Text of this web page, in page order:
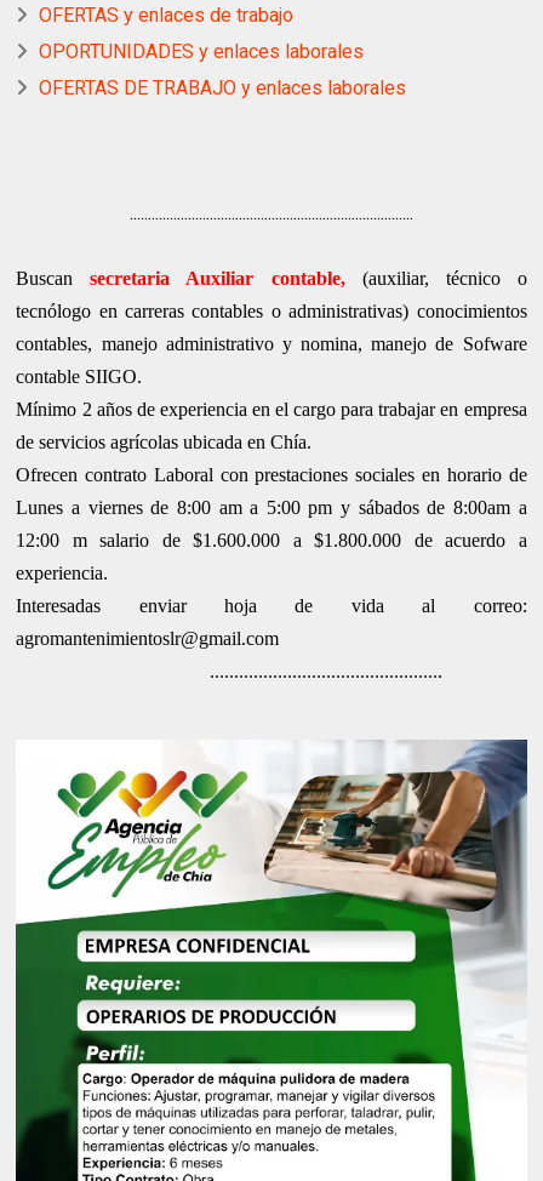
OFERTAS y enlaces de trabajo
OPORTUNIDADES y enlaces laborales
OFERTAS DE TRABAJO y enlaces laborales
..............................................................................
Buscansecretaria Auxiliar contable,(auxiliar, técnico o
tecnólogo en carreras contables o administrativas) conocimientos
contables, manejo administrativo y nomina, manejo de Sofware
contable SIIGO.
Mínimo 2 años de experiencia en el cargo para trabajar en empresa
de servicios agrícolas ubicada en Chía.
Ofrecen contrato Laboral con prestaciones sociales en horario de
Lunes a viernes de 8:00 am a 5:00 pm y sábados de 8:00am a
12:00 m salario de $1.600.000 a $1.800.000 de acuerdo a
experiencia.
Interesadas enviar hoja de vida al correo:
agromantenimientoslr@gmail.com
................................................